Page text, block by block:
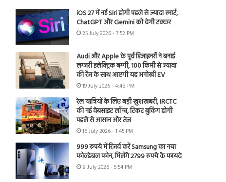
iOS 27 में नई Siri होगी पहले से ज्यादा स्मार्ट,
ChatGPT और Gemini को देगी टक्कर
25 July 2026 - 7:52 PM
Audi और Apple के पूर्व डिजाइनरों ने बनाई
लग्जरी इलेक्ट्रिक बग्गी, 100 किमी से ज्यादा
की रेंज के साथ आएगी यह अनोखी EV
19 July 2026 - 4:48 PM
रेल यात्रियों के लिए बड़ी खुशखबरी, IRCTC
की नई वेबसाइट लॉन्च, टिकट बुकिंग होगी
पहले से आसान और तेज
16 July 2026 - 1:45 PM
999 रुपये में रिजर्व करें Samsung का नया
फोल्डेबल फोन, मिलेंगे 2799 रुपये के फायदे
8 July 2026 - 5:54 PM